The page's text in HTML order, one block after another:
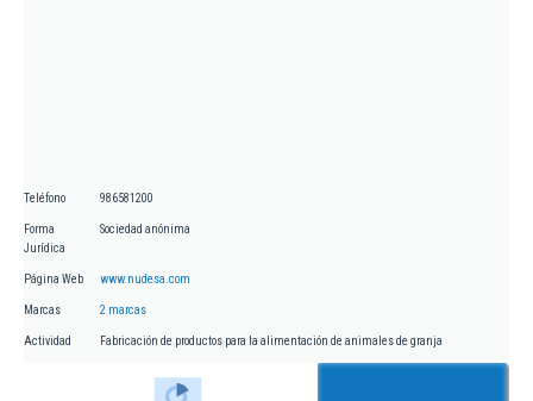
Teléfono 986581200
Forma
Jurídica
Sociedad anónima
Página Web www.nudesa.com
Marcas 2 marcas
Actividad Fabricación de productos para la alimentación de animales de granja